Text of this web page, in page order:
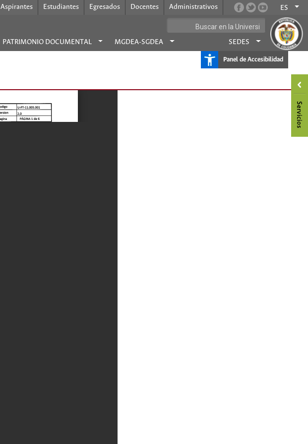
Aspirantes Estudiantes Egresados Docentes Administrativos ES
PATRIMONIO DOCUMENTAL MGDEA-SGDEA SEDES
Panel de Accesibilidad